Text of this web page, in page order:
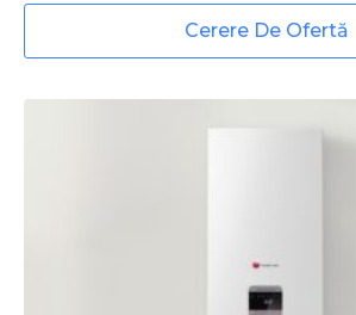
Cerere De Ofertă